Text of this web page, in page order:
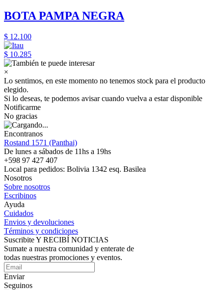
BOTA PAMPA NEGRA
$ 12.100
$ 10.285
×
Lo sentimos, en este momento no tenemos stock para el producto
elegido.
Si lo deseas, te podemos avisar cuando vuelva a estar disponible
Notificarme
No gracias
Encontranos
Rostand 1571 (Panthai)
De lunes a sábados de 11hs a 19hs
+598 97 427 407
Local para pedidos: Bolivia 1342 esq. Basilea
Nosotros
Sobre nosotros
Escribinos
Ayuda
Cuidados
Envios y devoluciones
Términos y condiciones
Suscribite Y RECIBÍ NOTICIAS
Sumate a nuestra comunidad y enterate de
todas nuestras promociones y eventos.
Enviar
Seguinos